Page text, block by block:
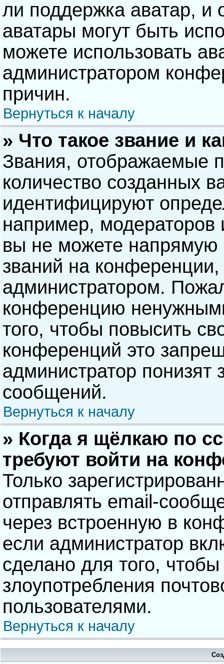
ли поддержка аватар, и
аватары могут быть
можете использовать
администратором
причин.
Вернуться к началу
» Что такое звание и
Звания, отображаемые
количество созданных
идентифицируют
например,
вы не можете напрямую
званий на
администратором.
конференцию
того, чтобы повысить
конференций это
администратор понизят
сообщений.
Вернуться к началу
» Когда я щёлкаю по
требуют войти на
Только
отправлять email-
через встроенную в
если администратор
сделано для того, чтобы
злоупотребления
пользователями.
Вернуться к началу